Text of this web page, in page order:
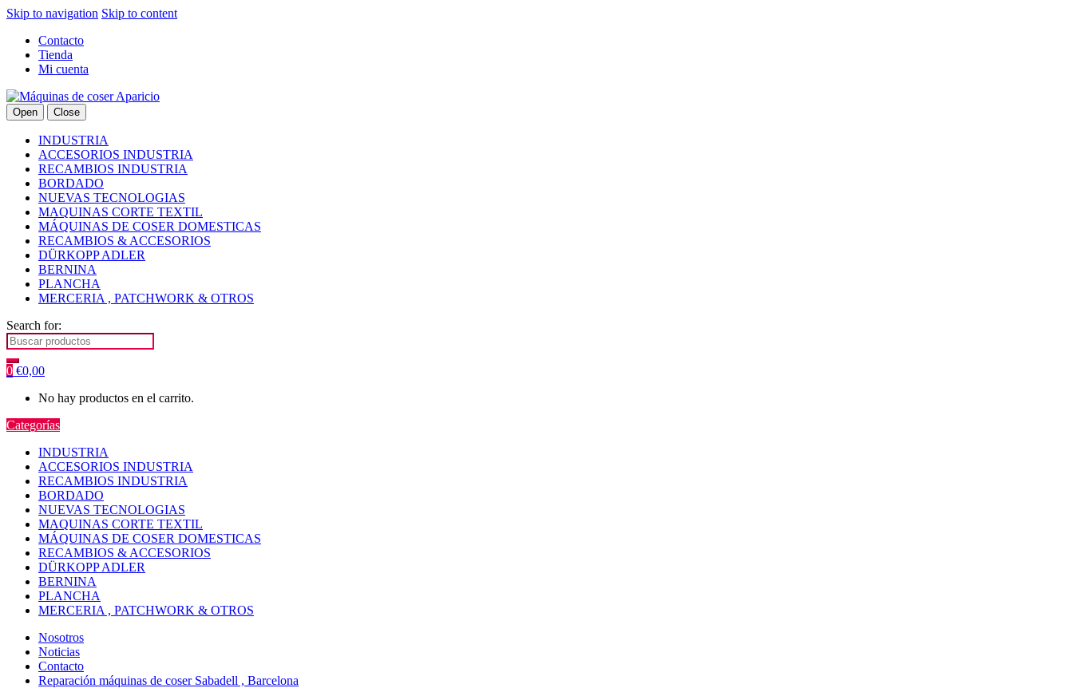
Skip to navigation Skip to content
Contacto
Tienda
Mi cuenta
Open Close
INDUSTRIA
ACCESORIOS INDUSTRIA
RECAMBIOS INDUSTRIA
BORDADO
NUEVAS TECNOLOGIAS
MAQUINAS CORTE TEXTIL
MÁQUINAS DE COSER DOMESTICAS
RECAMBIOS & ACCESORIOS
DÜRKOPP ADLER
BERNINA
PLANCHA
MERCERIA , PATCHWORK & OTROS
Search for:
0 €0,00
No hay productos en el carrito.
Categorías
INDUSTRIA
ACCESORIOS INDUSTRIA
RECAMBIOS INDUSTRIA
BORDADO
NUEVAS TECNOLOGIAS
MAQUINAS CORTE TEXTIL
MÁQUINAS DE COSER DOMESTICAS
RECAMBIOS & ACCESORIOS
DÜRKOPP ADLER
BERNINA
PLANCHA
MERCERIA , PATCHWORK & OTROS
Nosotros
Noticias
Contacto
Reparación máquinas de coser Sabadell , Barcelona